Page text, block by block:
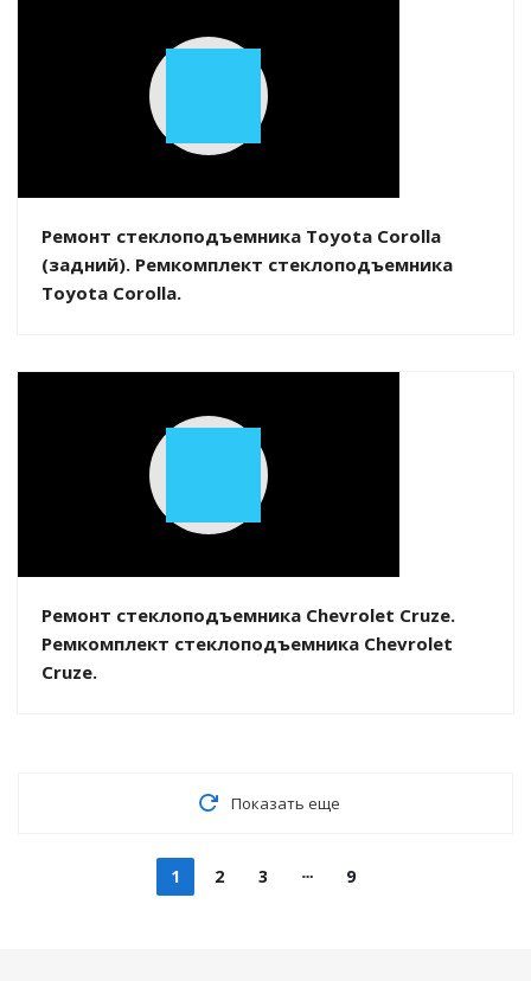
Play
Ремонт стеклоподъемника Toyota Corolla
(задний). Ремкомплект стеклоподъемника
Toyota Corolla.
Play
Ремонт стеклоподъемника Chevrolet Cruze.
Ремкомплект стеклоподъемника Chevrolet
Cruze.
Показать еще
1 2 3 9